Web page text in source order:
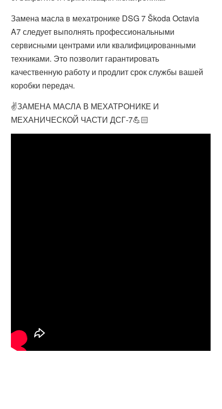
Замена масла в мехатронике DSG 7 Škoda Octavia
A7 следует выполнять профессиональными
сервисными центрами или квалифицированными
техниками. Это позволит гарантировать
качественную работу и продлит срок службы вашей
коробки передач.
✌️ЗАМЕНА МАСЛА В МЕХАТРОНИКЕ И
МЕХАНИЧЕСКОЙ ЧАСТИ ДСГ-7💪🏻